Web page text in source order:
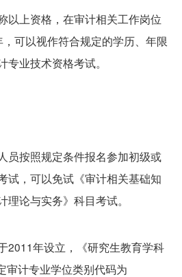
以上资格，在审计相关工作岗位
可以视作符合规定的学历、年限
业技术资格考试。
员按照规定条件报名参加初级或
试，可以免试《审计相关基础知
论与实务》科目考试。
2011年设立，《研究生教育学科
审计专业学位类别代码为